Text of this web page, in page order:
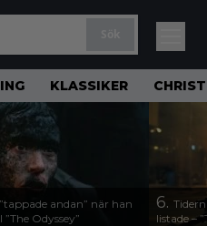
KLASSIKER
andan” när han
Odyssey”
6.
listade –